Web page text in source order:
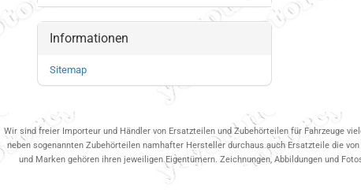
Informationen
Sitemap
Wir sind freier Importeur und Händler von Ersatzteilen und Zubehörteilen für Fahrzeuge
neben sogenannten Zubehörteilen namhafter Hersteller durchaus auch Ersatzteile die
und Marken gehören ihren jeweiligen Eigentümern. Zeichnungen, Abbildungen und